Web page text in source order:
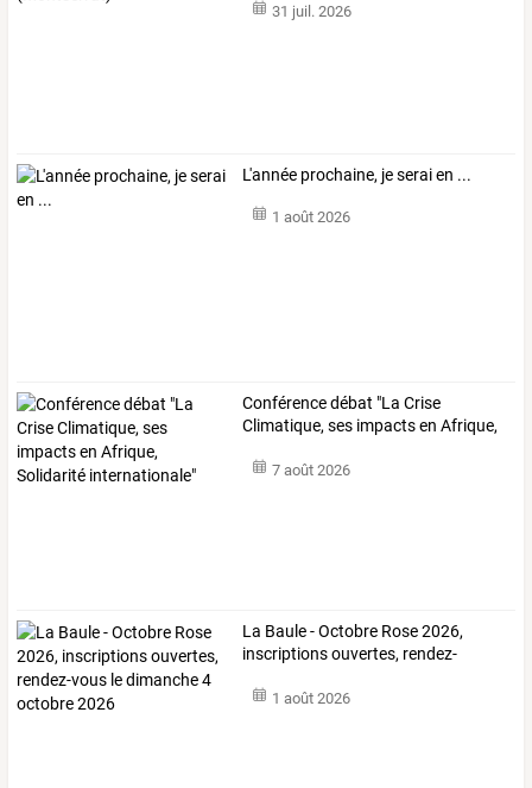
31 juil. 2026
L'année prochaine, je serai en ...
1 août 2026
Conférencedébat "La Crise
Climatique, ses impactsen Afrique,
7 août 2026
La Baule-Octobre Rose2026,
inscriptionsouvertes, rendez-
1 août 2026